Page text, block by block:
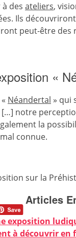
des ateliers,
Ils
peut-être des
«
Néandertal » qui
notre
la
connue.
sur la
Articles
exposition
à découvrir en